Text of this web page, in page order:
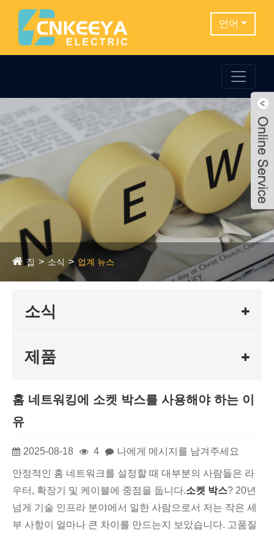
언어
집 소식 업계 뉴스
소식
제품
홈 네트워킹에 소켓 박스를 사용해야 하는 이
유
2025-08-18 4 나에게 메시지를 남겨주세요
안정적인 홈 네트워크를 설정할 때 대부분의 사람들은 라
우터, 확장기 및 케이블에 중점을 둡니다.소켓 박스? 20년
넘게 기술 인프라 분야에서 일한 사람으로서 저는 작은 세
부 사항이 얼마나 큰 차이를 만드는지 보았습니다. 고품질